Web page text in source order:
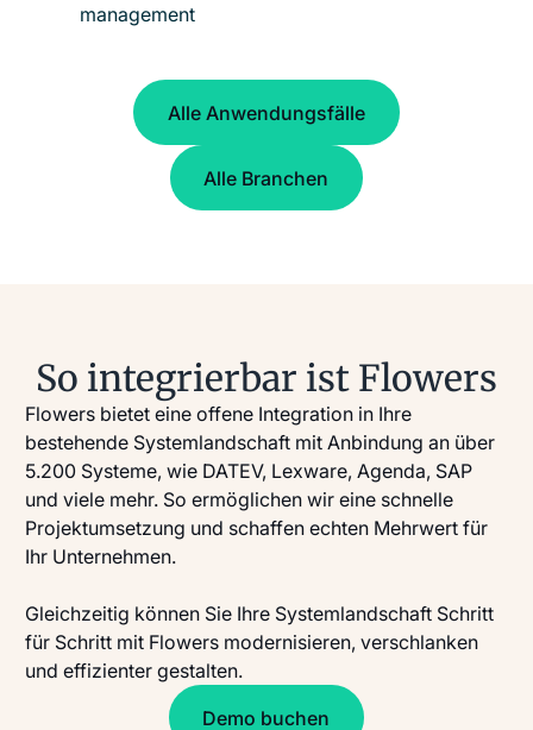
management
Alle Anwendungsfälle
Alle Anwendungsfälle
Alle Branchen
Alle Branchen
So integrierbar ist Flowers
Flowers bietet eine offene Integration in Ihre
bestehende Systemlandschaft mit Anbindung an über
5.200 Systeme, wie DATEV, Lexware, Agenda, SAP
und viele mehr. So ermöglichen wir eine schnelle
Projektumsetzung und schaffen echten Mehrwert für
Ihr Unternehmen.
Gleichzeitig können Sie Ihre Systemlandschaft Schritt
für Schritt mit Flowers modernisieren, verschlanken
und effizienter gestalten.
Demo buchen
Demo buchen